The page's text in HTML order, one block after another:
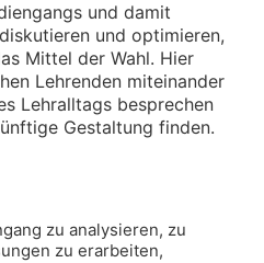
und damit
und optimieren,
Mittel der Wahl. Hier
Lehrenden miteinander
Lehralltags besprechen
Gestaltung finden.
zu analysieren, zu
zu erarbeiten,